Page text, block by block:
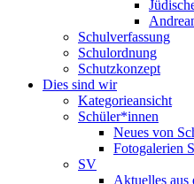
Schulverfassung
Schulordnung
Schutzkonzept
Dies sind wir
Kategorieansicht
Schüler*innen
Neues von
Fotogalerien
SV
Aktuelles aus